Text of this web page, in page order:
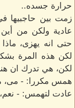
حرارة جسده..
زمت بين
عادية ولكن من
حتى انه يهزى،
لكن هذه المرة
لكن، هي تدرك ان
همس مكررا: - مى،
عادت لتهمس: - نعم،